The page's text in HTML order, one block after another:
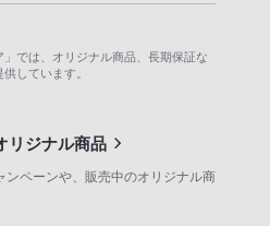
では、オリジナル商品、長期保証な
しています。
リジナル商品
ンペーンや、販売中のオリジナル商